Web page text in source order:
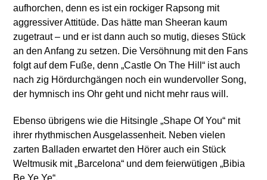
aufhorchen, denn es ist ein rockiger Rapsong mit
aggressiver Attitüde. Das hätte man Sheeran kaum
zugetraut – und er ist dann auch so mutig, dieses Stück
an den Anfang zu setzen. Die Versöhnung mit den Fans
folgt auf dem Fuße, denn „Castle On The Hill“ ist auch
nach zig Hördurchgängen noch ein wundervoller Song,
der hymnisch ins Ohr geht und nicht mehr raus will.
Ebenso übrigens wie die Hitsingle „Shape Of You“ mit
ihrer rhythmischen Ausgelassenheit. Neben vielen
zarten Balladen erwartet den Hörer auch ein Stück
Weltmusik mit „Barcelona“ und dem feierwütigen „Bibia
Be Ye Ye“.